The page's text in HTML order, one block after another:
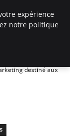
destiné aux
expérience
notre politique